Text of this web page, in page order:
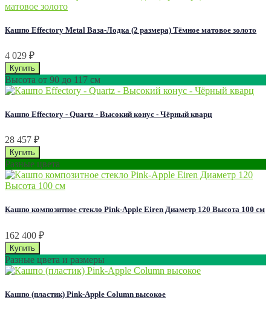
Кашпо Effectory Metal Ваза-Лодка (2 размера) Тёмное матовое золото
4 029 ₽
Высота от 90 до 117 см
Кашпо Effectory - Quartz - Высокий конус - Чёрный кварц
28 457 ₽
Разные цвета
Кашпо композитное стекло Pink-Apple Eiren Диаметр 120 Высота 100 см
162 400 ₽
Разные цвета и размеры
Кашпо (пластик) Pink-Apple Column высокое